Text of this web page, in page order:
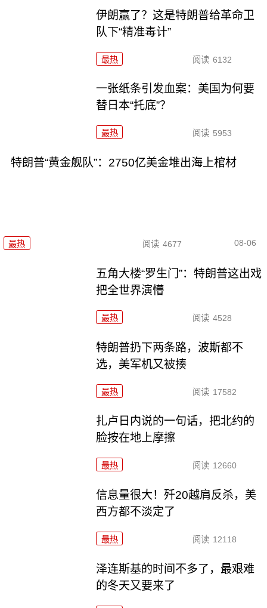
伊朗赢了？这是特朗普给革命卫
队下“精准毒计”
最热 阅读 6132
一张纸条引发血案：美国为何要
替日本“托底”？
最热 阅读 5953
特朗普“黄金舰队”：2750亿美金堆出海上棺材
最热 阅读 4677 08-06
五角大楼“罗生门”：特朗普这出戏
把全世界演懵
最热 阅读 4528
特朗普扔下两条路，波斯都不
选，美军机又被揍
最热 阅读 17582
扎卢日内说的一句话，把北约的
脸按在地上摩擦
最热 阅读 12660
信息量很大！歼20越肩反杀，美
西方都不淡定了
最热 阅读 12118
泽连斯基的时间不多了，最艰难
的冬天又要来了